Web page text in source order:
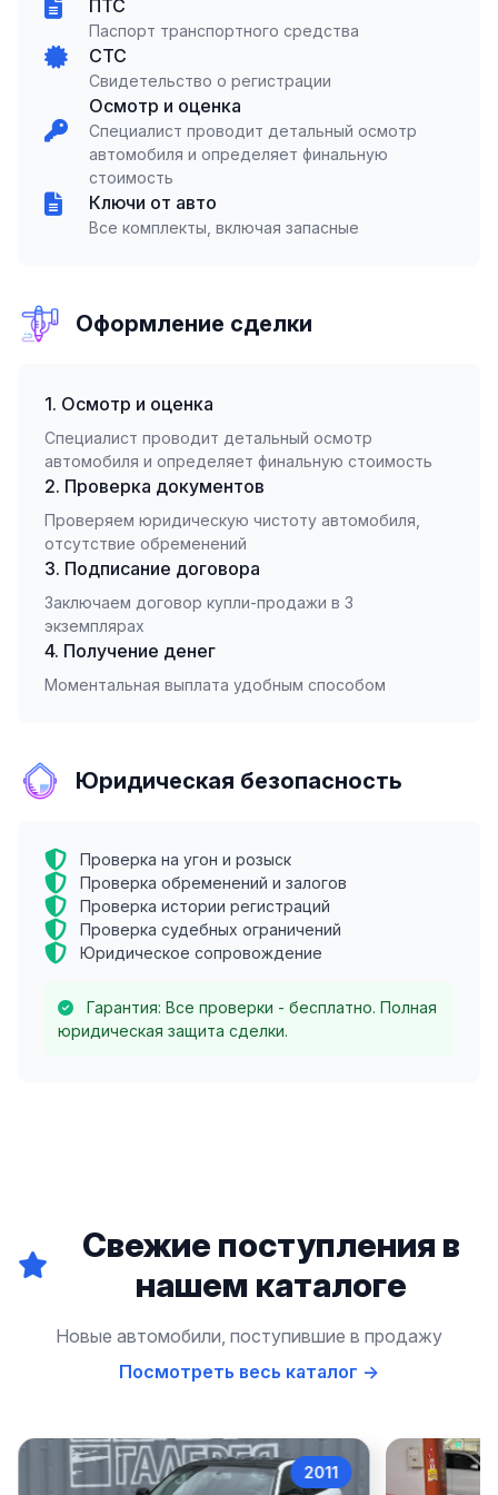
ПТС
Паспорт транспортного средства
СТС
Свидетельство о регистрации
Осмотр и оценка
Специалист проводит детальный осмотр
автомобиля и определяет финальную
стоимость
Ключи от авто
Все комплекты, включая запасные
Оформление сделки
1. Осмотр и оценка
Специалист проводит детальный осмотр
автомобиля и определяет финальную стоимость
2. Проверка документов
Проверяем юридическую чистоту автомобиля,
отсутствие обременений
3. Подписание договора
Заключаем договор купли-продажи в 3
экземплярах
4. Получение денег
Моментальная выплата удобным способом
Юридическая безопасность
Проверка на угон и розыск
Проверка обременений и залогов
Проверка истории регистраций
Проверка судебных ограничений
Юридическое сопровождение
Гарантия: Все проверки - бесплатно. Полная
юридическая защита сделки.
Свежие поступления в
нашем каталоге
Новые автомобили, поступившие в продажу
Посмотреть весь каталог →
2022